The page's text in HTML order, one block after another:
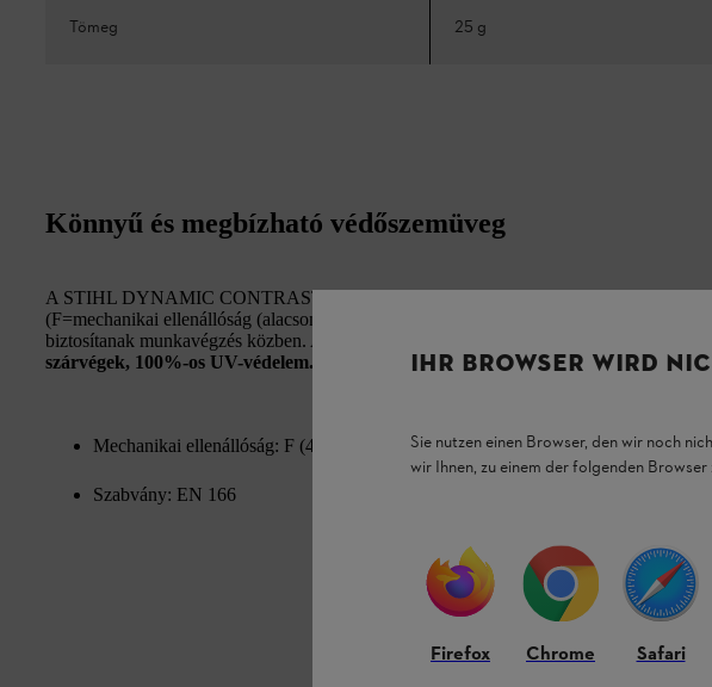
Tömeg 25 g
Könnyű és megbízható védőszemüveg
A STIHL DYNAMIC CONTRAST védőszemüveg megbízható védelmet nyújt a
(F=mechanikai ellenállóság (alacsony energiájú ütés), 45 m/s). A
biztosítanak munkavégzés közben. A kontrasztokat kiemelő sárga szín javítja a látási
szárvégek, 100%-os UV-védelem.
Mechanikai ellenállóság: F (45 m/s)
Szabvány: EN 166
IHR BROWSER WIRD
Sie nutzen einen Browser, den wir noch
wir Ihnen, zu einem der folgenden Browser
Firefox Chrome Safari